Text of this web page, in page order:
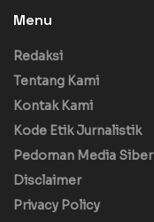
Menu
Redaksi
Tentang Kami
Kontak Kami
Kode Etik Jurnalistik
Pedoman Media Siber
Disclaimer
Privacy Policy